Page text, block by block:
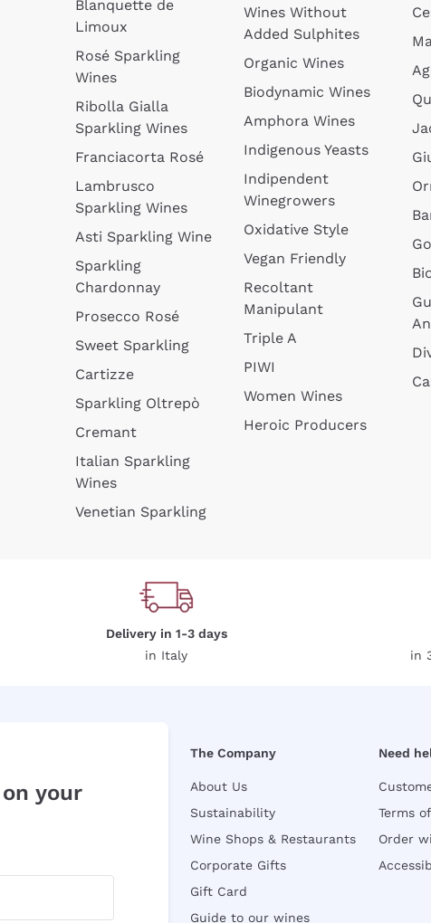
Blanquette de
Limoux
Rosé Sparkling
Wines
Ribolla Gialla
Sparkling Wines
Franciacorta Rosé
Lambrusco
Sparkling Wines
Asti Sparkling Wine
Sparkling
Chardonnay
Prosecco Rosé
Sweet Sparkling
Cartizze
Sparkling Oltrepò
Cremant
Italian Sparkling
Wines
Venetian Sparkling
Wines Without
Added Sulphites
Organic Wines
Biodynamic Wines
Amphora Wines
Indigenous Yeasts
Indipendent
Winegrowers
Oxidative Style
Vegan Friendly
Recoltant
Manipulant
Triple A
PIWI
Women Wines
Heroic Producers
Delivery in 1-3 days
in Italy
in
on your
The Company
About Us
Sustainability
Wine Shops & Restaurants
Corporate Gifts
Gift Card
Guide to our wines
Need
Terms
Order